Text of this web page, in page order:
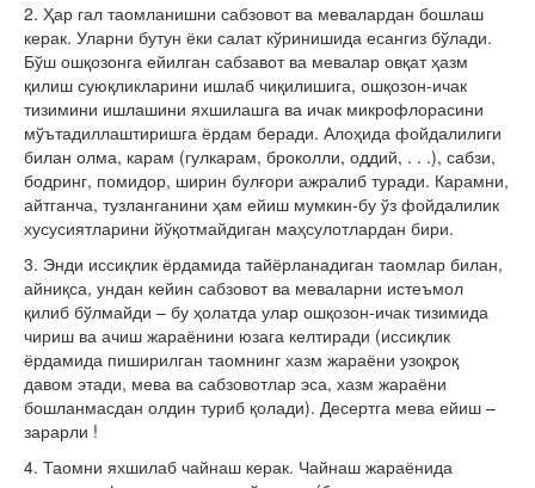
2. Ҳар гал таомланишни сабзовот ва мевалардан бошлаш
керак. Уларни бутун ёки салат кўринишида есангиз бўлади.
Бўш ошқозонга ейилган сабзавот ва мевалар овқат ҳазм
қилиш суюқликларини ишлаб чиқилишига, ошқозон-ичак
тизимини ишлашини яхшилашга ва ичак микрофлорасини
мўътадиллаштиришга ёрдам беради. Алоҳида фойдалилиги
билан олма, карам (гулкарам, броколли, оддий, . . .), сабзи,
бодринг, помидор, ширин булғори ажралиб туради. Карамни,
айтганча, тузланганини ҳам ейиш мумкин-бу ўз фойдалилик
хусусиятларини йўқотмайдиган маҳсулотлардан бири.
3. Энди иссиқлик ёрдамида тайёрланадиган таомлар билан,
айниқса, ундан кейин сабзовот ва меваларни истеъмол
қилиб бўлмайди – бу ҳолатда улар ошқозон-ичак тизимида
чириш ва ачиш жараёнини юзага келтиради (иссиқлик
ёрдамида пиширилган таомнинг хазм жараёни узоқроқ
давом этади, мева ва сабзовотлар эса, хазм жараёни
бошланмасдан олдин туриб қолади). Десертга мева ейиш –
зарарли !
4. Таомни яхшилаб чайнаш керак. Чайнаш жараёнида